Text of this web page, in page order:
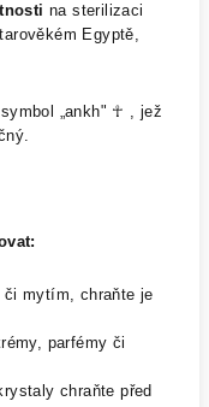
na sterilizaci
Egyptě,
„ankh" ☥ , jež
mytím, chraňte je
parfémy či
chraňte před